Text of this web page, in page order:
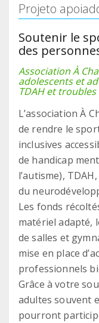
Projeto
Soutenir le
des
Association À
adolescents et
TDAH et
L’association À
de rendre le
inclusives
de handicap
l’autisme),
du
Les fonds
matériel adapté,
de salles et
mise en place
professionnels
Grâce à votre
adultes souvent
pourront